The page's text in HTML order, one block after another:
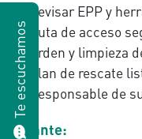
Revisar EPP y
Ruta de acceso
Orden y limpieza
Plan de rescate
Responsable de
Durante:
Te escuchamos